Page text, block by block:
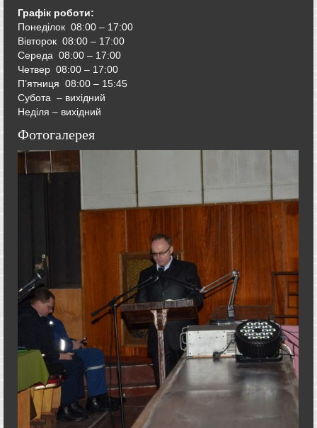
Графік роботи:
Понеділок 08:00 – 17:00
Вівторок 08:00 – 17:00
Середа 08:00 – 17:00
Четвер 08:00 – 17:00
П’ятниця 08:00 – 15:45
Субота – вихідний
Неділя – вихідний
Фотогалерея